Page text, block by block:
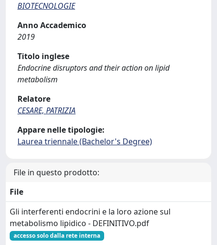
BIOTECNOLOGIE
Anno Accademico
2019
Titolo inglese
Endocrine disruptors and their action on lipid
metabolism
Relatore
CESARE, PATRIZIA
Appare nelle tipologie:
Laurea triennale (Bachelor's Degree)
File in questo prodotto:
File
Gli interferenti endocrini e la loro azione sul
metabolismo lipidico - DEFINITIVO.pdf
accesso solo dalla rete interna